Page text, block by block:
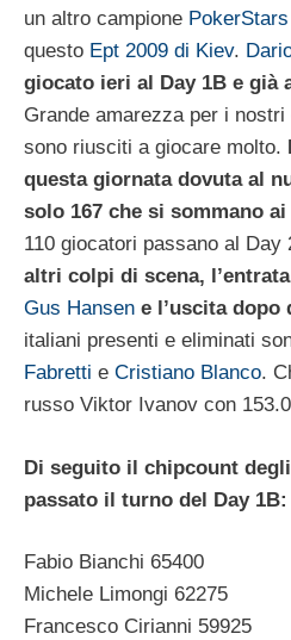
un altro campione PokerStars
questo Ept 2009 di Kiev.
giocato ieri al Day 1B e già
Grande amarezza per i
sono riusciti a giocare molto.
questa giornata dovuta al
solo 167 che si sommano
110 giocatori passano al Day
altri colpi di scena,
Gus Hansen e l’uscita dopo
italiani presenti e eliminati
Fabretti e Cristiano Blanco.
russo Viktor Ivanov con
Di seguito il chipcount
passato il turno del Day 1B:
Fabio Bianchi 65400
Michele Limongi 62275
Francesco Cirianni 59925